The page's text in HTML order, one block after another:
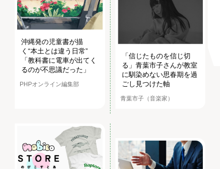
沖縄発の児童書が描
く“本土とは違う日常”
「教科書に電車が出てく
るのが不思議だった」
PHPオンライン編集部
「信じたものを信じ切
る」青葉市子さんが教室
に馴染めない思春期を過
ごし見つけた軸
青葉市子（音楽家）